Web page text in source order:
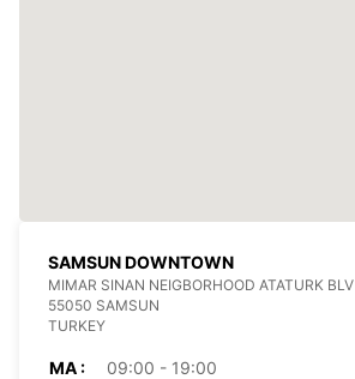
SAMSUN DOWNTOWN
MIMAR SINAN NEIGBORHOOD ATATURK BLV
55050 SAMSUN
TURKEY
MA :
09:00 - 19:00